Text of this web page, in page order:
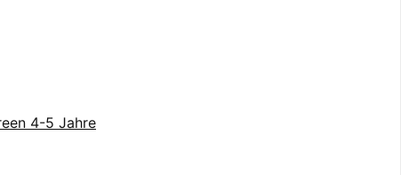
4-5 Jahre